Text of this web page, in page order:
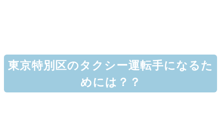
東京特別区のタクシー運転手になるた
めには？？